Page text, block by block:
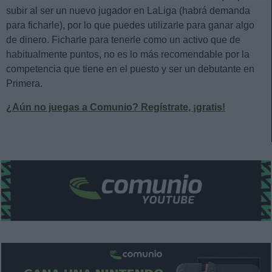
subir al ser un nuevo jugador en LaLiga (habrá demanda
para ficharle), por lo que puedes utilizarle para ganar algo
de dinero. Ficharle para tenerle como un activo que de
habitualmente puntos, no es lo más recomendable por la
competencia que tiene en el puesto y ser un debutante en
Primera.
¿Aún no juegas a Comunio? Regístrate, ¡gratis!